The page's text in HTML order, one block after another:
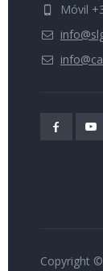
Móvil
Copyright